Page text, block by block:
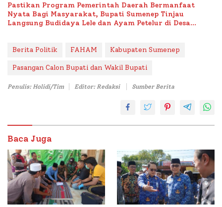
Pastikan Program Pemerintah Daerah Bermanfaat
Nyata Bagi Masyarakat, Bupati Sumenep Tinjau
Langsung Budidaya Lele dan Ayam Petelur di Desa
Berita Politik FAHAM Kabupaten Sumenep
Pasangan Calon Bupati dan Wakil Bupati
Penulis: Holidi/Tim Editor: Redaksi Sumber Berita
Baca Juga